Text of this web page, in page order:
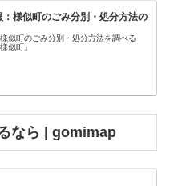
：様似町のごみ分別・処分方法の
似町のごみ分別・処分方法を調べる
似町』
なら | gomimap